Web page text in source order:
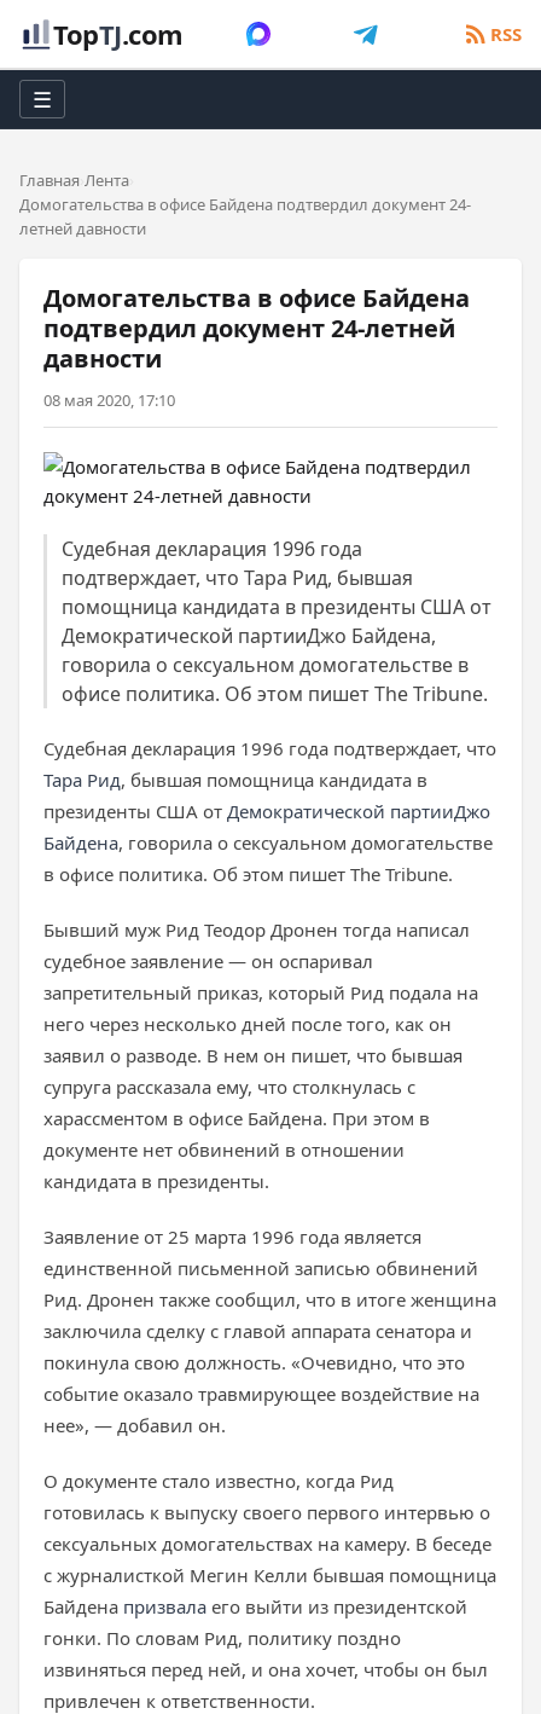
TopTJ.com RSS
☰
Главная Лента
Домогательства в офисе Байдена подтвердил документ 24-
летней давности
Домогательства в офисе Байдена
подтвердил документ 24-летней
давности
08 мая 2020, 17:10
Судебная декларация 1996 года
подтверждает, что Тара Рид, бывшая
помощница кандидата в президенты США от
Демократической партииДжо Байдена,
говорила о сексуальном домогательстве в
офисе политика. Об этом пишет The Tribune.
Судебная декларация 1996 года подтверждает, что
Тара Рид, бывшая помощница кандидата в
президенты США от Демократической партииДжо
Байдена, говорила о сексуальном домогательстве
в офисе политика. Об этом пишет The Tribune.
Бывший муж Рид Теодор Дронен тогда написал
судебное заявление — он оспаривал
запретительный приказ, который Рид подала на
него через несколько дней после того, как он
заявил о разводе. В нем он пишет, что бывшая
супруга рассказала ему, что столкнулась с
харассментом в офисе Байдена. При этом в
документе нет обвинений в отношении
кандидата в президенты.
Заявление от 25 марта 1996 года является
единственной письменной записью обвинений
Рид. Дронен также сообщил, что в итоге женщина
заключила сделку с главой аппарата сенатора и
покинула свою должность. «Очевидно, что это
событие оказало травмирующее воздействие на
нее», — добавил он.
О документе стало известно, когда Рид
готовилась к выпуску своего первого интервью о
сексуальных домогательствах на камеру. В беседе
с журналисткой Мегин Келли бывшая помощница
Байдена призвала его выйти из президентской
гонки. По словам Рид, политику поздно
извиняться перед ней, и она хочет, чтобы он был
привлечен к ответственности.